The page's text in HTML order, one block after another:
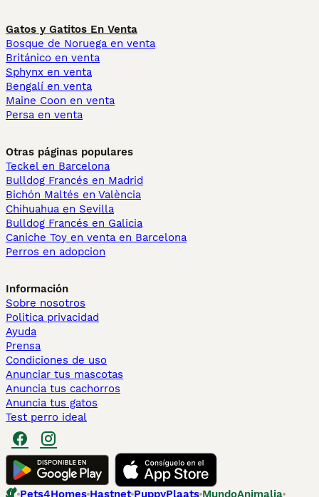
Gatos y Gatitos En Venta
Bosque de Noruega en venta
Británico en venta
Sphynx en venta
Bengalí en venta
Maine Coon en venta
Persa en venta
Otras páginas populares
Teckel en Barcelona
Bulldog Francés en Madrid
Bichón Maltés en València
Chihuahua en Sevilla
Bulldog Francés en Galicia
Caniche Toy en venta en Barcelona
Perros en adopcion
Información
Sobre nosotros
Politica privacidad
Ayuda
Prensa
Condiciones de uso
Anunciar tus mascotas
Anuncia tus cachorros
Anuncia tus gatos
Test perro ideal